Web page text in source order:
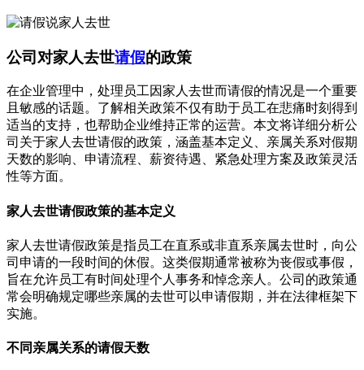
公司对家人去世请假的政策
在企业管理中，处理员工因家人去世而请假的情况是一个重要
且敏感的话题。了解相关政策不仅有助于员工在悲痛时刻得到
适当的支持，也帮助企业维持正常的运营。本文将详细分析公
司关于家人去世请假的政策，涵盖基本定义、亲属关系对假期
天数的影响、申请流程、薪资待遇、紧急处理方案及政策灵活
性等方面。
家人去世请假政策的基本定义
家人去世请假政策是指员工在直系或非直系亲属去世时，向公
司申请的一段时间的休假。这类假期通常被称为丧假或事假，
旨在允许员工有时间处理个人事务和悼念亲人。公司的政策通
常会明确规定哪些亲属的去世可以申请假期，并在法律框架下
实施。
不同亲属关系的请假天数